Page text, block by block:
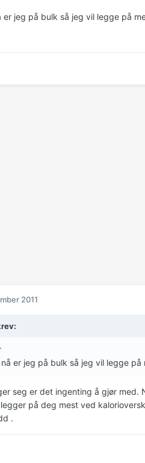
er jeg på bulk så jeg vil legge på
2011
er jeg på bulk så jeg vil legge
seg er det ingenting å gjør med.
på deg mest ved
.